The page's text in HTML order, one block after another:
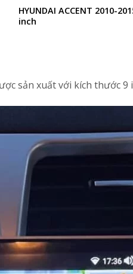
HYUNDAI ACCENT 2010-
inch
sản xuất với kích thước 9